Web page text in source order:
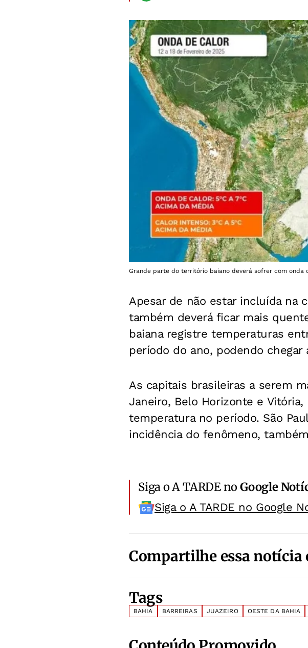
Grande parte do território baiano deverá sofrer com onda
Apesar de não estar incluída na
também deverá ficar mais
baiana registre temperaturas
período do ano, podendo chegar
As capitais brasileiras a serem
Janeiro, Belo Horizonte e
temperatura no período. São
incidência do fenômeno,
Siga o A TARDE noGoogle
Siga o A TARDE no Google
Compartilhe essa notícia
Tags
BAHIA BARREIRAS JUAZEIRO OESTE DA BAHIA